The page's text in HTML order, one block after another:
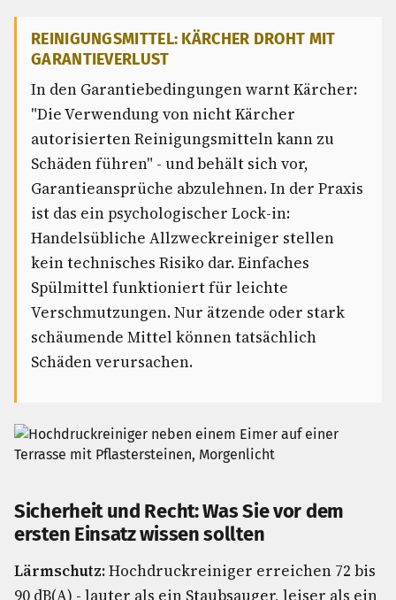
REINIGUNGSMITTEL: KÄRCHER DROHT MIT
GARANTIEVERLUST
In den Garantiebedingungen warnt Kärcher:
"Die Verwendung von nicht Kärcher
autorisierten Reinigungsmitteln kann zu
Schäden führen" - und behält sich vor,
Garantieansprüche abzulehnen. In der Praxis
ist das ein psychologischer Lock-in:
Handelsübliche Allzweckreiniger stellen
kein technisches Risiko dar. Einfaches
Spülmittel funktioniert für leichte
Verschmutzungen. Nur ätzende oder stark
schäumende Mittel können tatsächlich
Schäden verursachen.
Sicherheit und Recht: Was Sie vor dem
ersten Einsatz wissen sollten
Lärmschutz:Hochdruckreiniger erreichen 72 bis
90 dB(A) - lauter als ein Staubsauger, leiser als ein